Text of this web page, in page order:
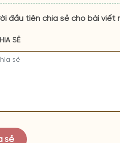
đầu tiên chia sẻ cho bài viết
SẺ